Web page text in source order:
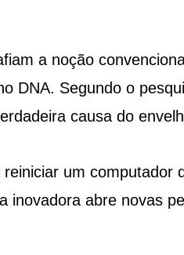
a noção
DNA. Segundo o
causa do
um computador
inovadora abre novas